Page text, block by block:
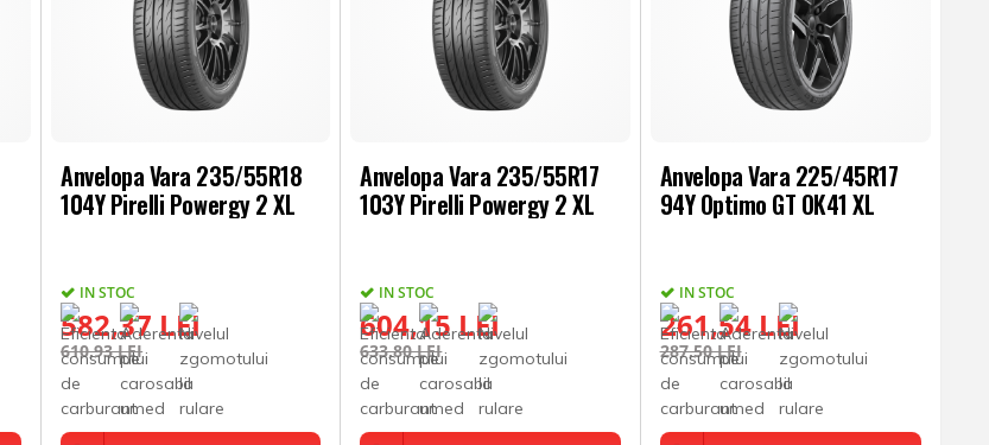
Anvelopa Vara 235/55R18
104Y Pirelli Powergy 2 XL
IN STOC
582,37 LEI
610,93 LEI
Anvelopa Vara 235/55R17
103Y Pirelli Powergy 2 XL
IN STOC
604,15 LEI
633,80 LEI
Anvelopa Vara 225/45R17
94Y Optimo GT OK41 XL
IN STOC
261,54 LEI
287,50 LEI